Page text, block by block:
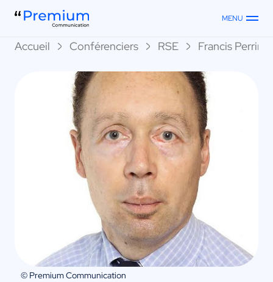
MENU
Accueil Conférenciers RSE Francis Perrin
© Premium Communication